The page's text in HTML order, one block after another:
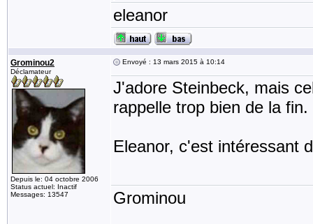
eleanor
Grominou2
Déclamateur
Depuis le: 04 octobre 2006
Status actuel: Inactif
Messages: 13547
Envoyé : 13 mars 2015 à 10:14
J'adore Steinbeck, mais
rappelle trop bien de la fin.
Eleanor, c'est intéressant
Grominou